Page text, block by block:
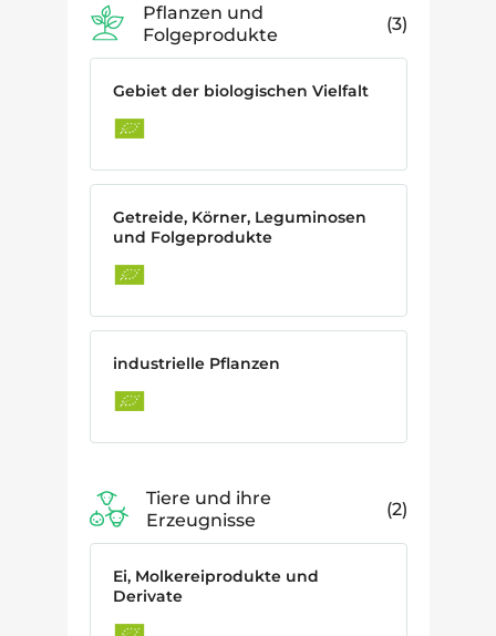
Pflanzen und
Folgeprodukte
3
Gebiet der biologischen Vielfalt
Getreide, Körner, Leguminosen
und Folgeprodukte
industrielle Pflanzen
Tiere und ihre
Erzeugnisse
2
Ei, Molkereiprodukte und
Derivate